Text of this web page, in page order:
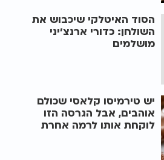
הסוד האיטלקי שיכבוש את
השולחן: כדורי ארנצ'יני
מושלמים
יש טירמיסו קלאסי שכולם
אוהבים, אבל הגרסה הזו
לוקחת אותו לרמה אחרת